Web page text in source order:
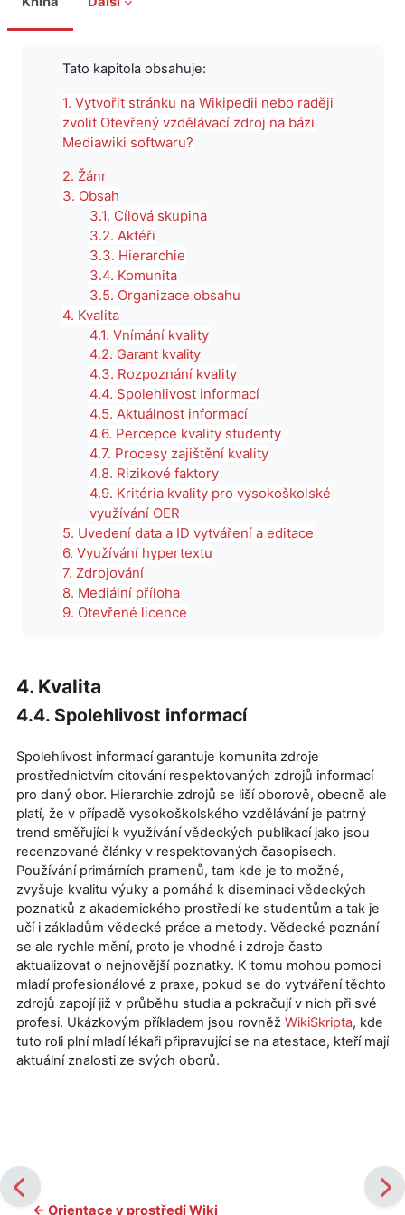
Tato kapitola obsahuje:
1. Vytvořit stránku na Wikipedii nebo raději
zvolit Otevřený vzdělávací zdroj na bázi
Mediawiki softwaru?
2. Žánr
3. Obsah
3.1. Cílová skupina
3.2. Aktéři
3.3. Hierarchie
3.4. Komunita
3.5. Organizace obsahu
4. Kvalita
4.1. Vnímání kvality
4.2. Garant kvality
4.3. Rozpoznání kvality
4.4. Spolehlivost informací
4.5. Aktuálnost informací
4.6. Percepce kvality studenty
4.7. Procesy zajištění kvality
4.8. Rizikové faktory
4.9. Kritéria kvality pro vysokoškolské
využívání OER
5. Uvedení data a ID vytváření a editace
6. Využívání hypertextu
7. Zdrojování
8. Mediální příloha
9. Otevřené licence
4. Kvalita
4.4. Spolehlivost informací
Spolehlivost informací garantuje komunita zdroje
prostřednictvím citování respektovaných zdrojů informací
pro daný obor. Hierarchie zdrojů se liší oborově, obecně ale
platí, že v případě vysokoškolského vzdělávání je patrný
trend směřující k využívání vědeckých publikací jako jsou
recenzované články v respektovaných časopisech.
Používání primárních pramenů, tam kde je to možné,
zvyšuje kvalitu výuky a pomáhá k diseminaci vědeckých
poznatků z akademického prostředí ke studentům a tak je
učí i základům vědecké práce a metody. Vědecké poznání
se ale rychle mění, proto je vhodné i zdroje často
aktualizovat o nejnovější poznatky. K tomu mohou pomoci
mladí profesionálové z praxe, pokud se do vytváření těchto
zdrojů zapojí již v průběhu studia a pokračují v nich při své
profesi. Ukázkovým příkladem jsou rovněž WikiSkripta, kde
tuto roli plní mladí lékaři připravující se na atestace, kteří mají
aktuální znalosti ze svých oborů.
← Orientace v prostředí Wiki